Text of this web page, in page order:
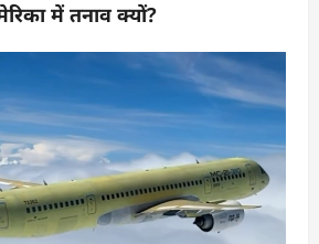
में तनाव क्यों?